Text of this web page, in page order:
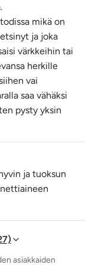
mikä on
ja joka
värkkeihin tai
herkille
vai
saa vähäksi
pysty yksin
ja tuoksun
asiakkaiden